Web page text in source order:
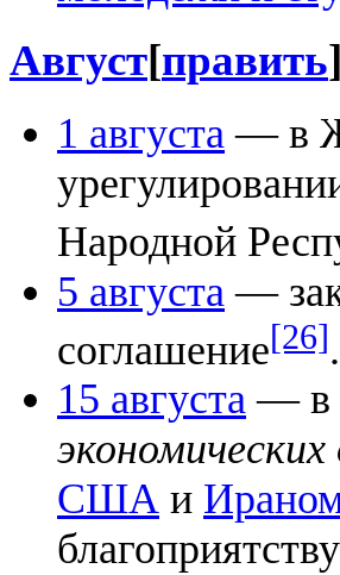
Август[править]
1 августа — в
Народной
5 августа —
соглашение[26].
15 августа — в
США и